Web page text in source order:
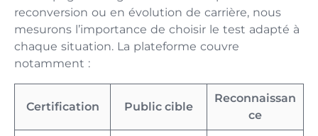
reconversion ou en évolution de carrière, nous
mesurons l’importance de choisir le test adapté à
chaque situation. La plateforme couvre
notamment :
Certification Public cible
Reconnaissan
ce